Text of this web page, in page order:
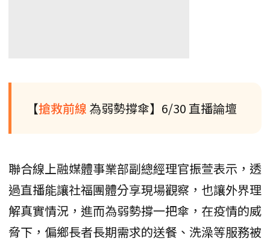
【搶救前線 為弱勢撐傘】6/30 直播論壇
聯合線上融媒體事業部副總經理官振萱表示，透
過直播能讓社福團體分享現場觀察，也讓外界理
解真實情況，進而為弱勢撐一把傘，在疫情的威
脅下，偏鄉長者長期需求的送餐、洗澡等服務被